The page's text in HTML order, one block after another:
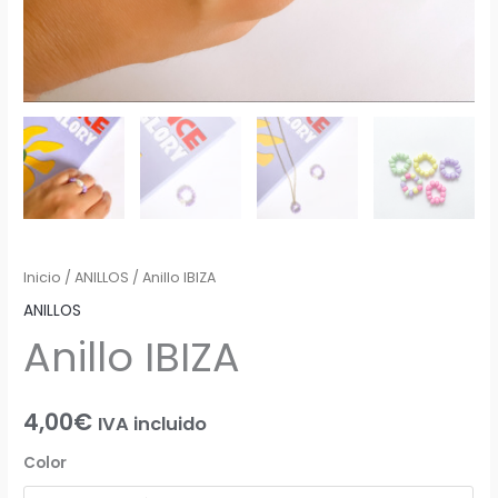
Inicio /ANILLOS / Anillo IBIZA
ANILLOS
Anillo IBIZA
4,00€ IVA incluido
Color